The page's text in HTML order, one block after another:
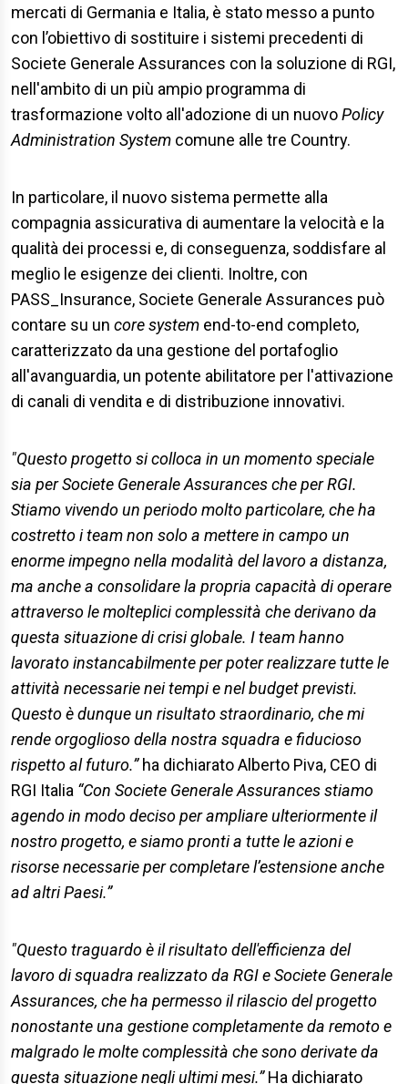
mercati di Germania e Italia, è stato messo a punto
con l’obiettivo di sostituire i sistemi precedenti di
Societe Generale Assurances con la soluzione di RGI,
nell'ambito di un più ampio programma di
trasformazione volto all'adozione di un nuovoPolicy
Administration System comune alle tre Country.
In particolare, il nuovo sistema permette alla
compagnia assicurativa di aumentare la velocità e la
qualità dei processi e, di conseguenza, soddisfare al
meglio le esigenze dei clienti. Inoltre, con
PASS_Insurance, Societe Generale Assurances può
contare su un core system end-to-end completo,
caratterizzato da una gestione del portafoglio
all'avanguardia, un potente abilitatore per l'attivazione
di canali di vendita e di distribuzione innovativi.
"Questo progetto si colloca in un momento speciale
sia per Societe Generale Assurances che per RGI.
Stiamo vivendo un periodo molto particolare, che ha
costretto i team non solo a mettere in campo un
enorme impegno nella modalità del lavoro a distanza,
ma anche a consolidare la propria capacità di operare
attraverso le molteplici complessità che derivano da
questa situazione di crisi globale. I team hanno
lavorato instancabilmente per poter realizzare tutte le
attività necessarie nei tempi e nel budget previsti.
Questo è dunque un risultato straordinario, che mi
rende orgoglioso della nostra squadra e fiducioso
rispetto al futuro.” ha dichiarato Alberto Piva, CEO di
RGI Italia “Con Societe Generale Assurances stiamo
agendo in modo deciso per ampliare ulteriormente il
nostro progetto, e siamo pronti a tutte le azioni e
risorse necessarie per completare l’estensione anche
ad altri Paesi.”
"Questo traguardo è il risultato dell'efficienza del
lavoro di squadra realizzato da RGI e Societe Generale
Assurances, che ha permesso il rilascio del progetto
nonostante una gestione completamente da remoto e
malgrado le molte complessità che sono derivate da
questa situazione negli ultimi mesi.”Ha dichiarato